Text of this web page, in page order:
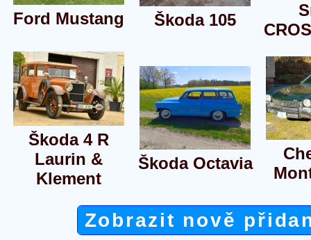
Ford Mustang Škoda 105
Škoda 4 R
Laurin &
Klement
Škoda Octavia
Zobrazit nově